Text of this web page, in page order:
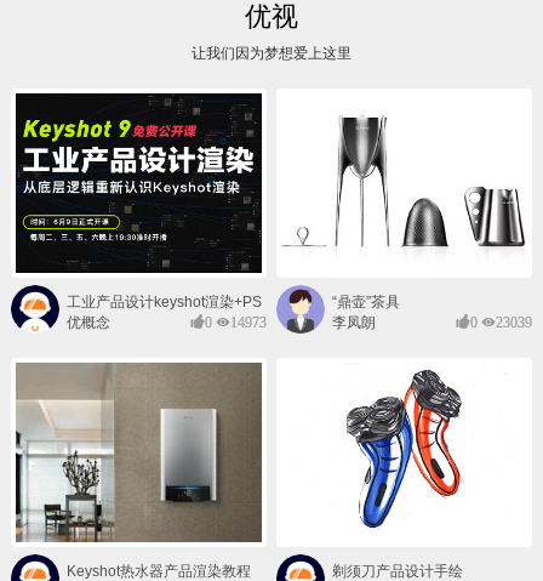
优视
让我们因为梦想爱上这里
工业产品设计keyshot渲染+PS
后期班
优概念 0 14973
“鼎壶”茶具
李凤朗
0 23039
Keyshot热水器产品渲染教程
剃须刀产品设计手绘